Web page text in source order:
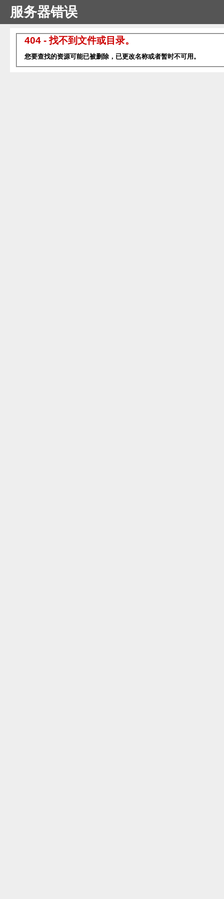
服务器错误
404 - 找不到文件或目录。
您要查找的资源可能已被删除，已更改名称或者暂时不可用。